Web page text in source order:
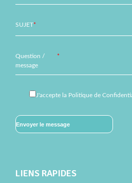
SUJET*
Question /
message
*
J'accepte la Politique de
LIENS RAPIDES